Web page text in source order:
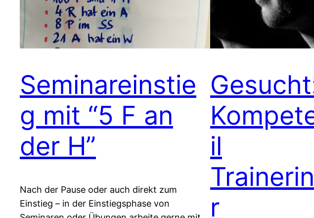
Seminareinstie
g mit “5 F an
der H”
Nach der Pause oder auch direkt zum
Einstieg – in der Einstiegsphase von
il
r